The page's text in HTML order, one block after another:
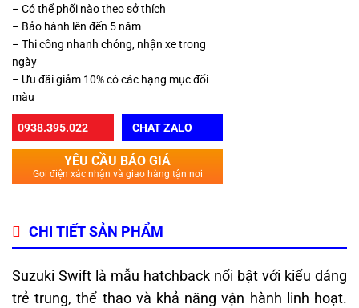
– Có thể phối nào theo sở thích
– Bảo hành lên đến 5 năm
– Thi công nhanh chóng, nhận xe trong
ngày
– Ưu đãi giảm 10% có các hạng mục đổi
màu
0938.395.022 CHAT ZALO
YÊU CẦU BÁO GIÁ
Gọi điện xác nhận và giao hàng tận nơi
CHI TIẾT SẢN PHẨM
Suzuki Swift là mẫu hatchback nổi bật với kiểu dáng
trẻ trung, thể thao và khả năng vận hành linh hoạt.